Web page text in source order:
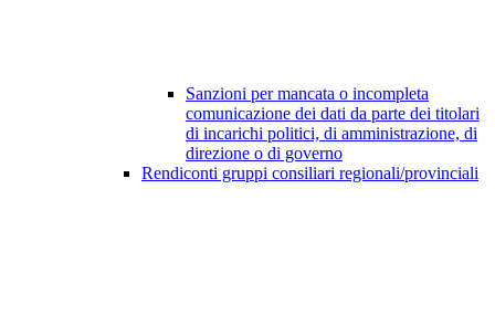
Sanzioni per mancata o incompleta
comunicazione dei dati da parte dei titolari
di incarichi politici, di amministrazione, di
direzione o di governo
Rendiconti gruppi consiliari regionali/provinciali